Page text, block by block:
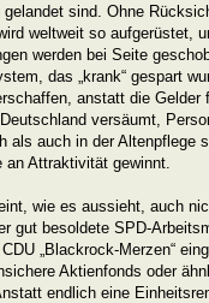
sind. Ohne
weltweit so aufgerüstet,
werden bei Seite
das „krank“ gespart
anstatt die Gelder
versäumt,
als auch in der Altenpflege
an Attraktivität gewinnt.
wie es aussieht, auch
gut besoldete SPD-
CDU „Blackrock-Merzen“
Aktienfonds oder
endlich eine